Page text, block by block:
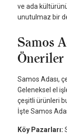
ve ada
unutulmaz bir
Samos
Öneriler
Samos Adası,
Geleneksel el
çeşitli ürünleri
İşte Samos
Köy Pazarları: